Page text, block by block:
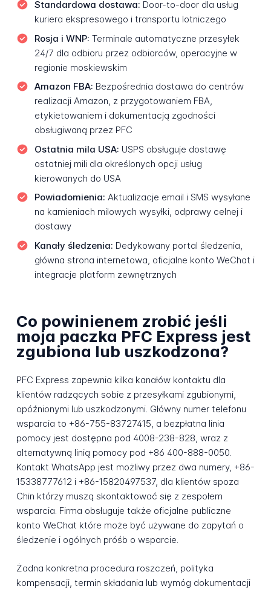
Standardowa dostawa: Door-to-door dla usług
kuriera ekspresowego i transportu lotniczego
Rosja i WNP: Terminale automatyczne przesyłek
24/7 dla odbioru przez odbiorców, operacyjne w
regionie moskiewskim
Amazon FBA: Bezpośrednia dostawa do centrów
realizacji Amazon, z przygotowaniem FBA,
etykietowaniem i dokumentacją zgodności
obsługiwaną przez PFC
Ostatnia mila USA: USPS obsługuje dostawę
ostatniej mili dla określonych opcji usług
kierowanych do USA
Powiadomienia: Aktualizacje email i SMS wysyłane
na kamieniach milowych wysyłki, odprawy celnej i
dostawy
Kanały śledzenia: Dedykowany portal śledzenia,
główna strona internetowa, oficjalne konto WeChat i
integracje platform zewnętrznych
Co powinienem zrobić jeśli
moja paczka PFC Express jest
zgubiona lub uszkodzona?
PFC Express zapewnia kilka kanałów kontaktu dla
klientów radzących sobie z przesyłkami zgubionymi,
opóźnionymi lub uszkodzonymi. Główny numer telefonu
wsparcia to +86-755-83727415, a bezpłatna linia
pomocy jest dostępna pod 4008-238-828, wraz z
alternatywną linią pomocy pod +86 400-888-0050.
Kontakt WhatsApp jest możliwy przez dwa numery, +86-
15338777612 i +86-15820497537, dla klientów spoza
Chin którzy muszą skontaktować się z zespołem
wsparcia. Firma obsługuje także oficjalne publiczne
konto WeChat które może być używane do zapytań o
śledzenie i ogólnych próśb o wsparcie.
Żadna konkretna procedura roszczeń, polityka
kompensacji, termin składania lub wymóg dokumentacji